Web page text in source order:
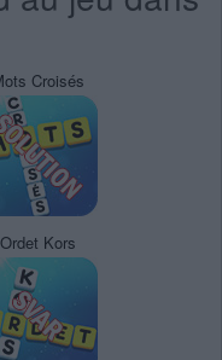
Croisés
Ordet Kors